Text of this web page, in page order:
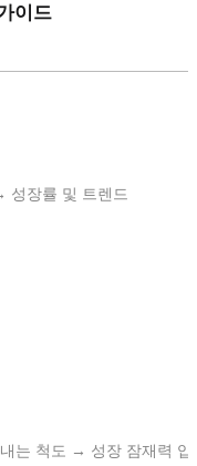
이드
성장률 및 트렌드
는 척도 → 성장 잠재력 입